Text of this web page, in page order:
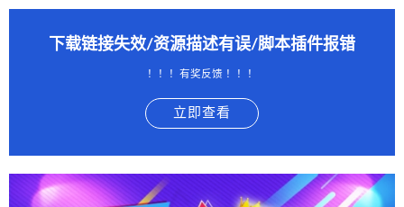
下载链接失效/资源描述有误/脚本插件报错
！！！有奖反馈 ！！！
立即查看